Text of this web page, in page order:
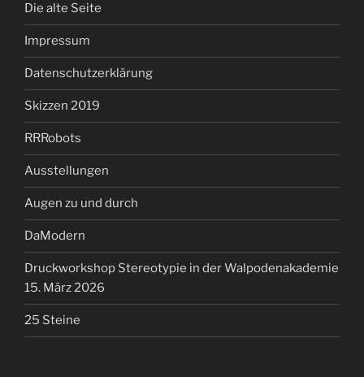
Die alte Seite
Impressum
Datenschutzerklärung
Skizzen 2019
RRRobots
Ausstellungen
Augen zu und durch
DaModern
Druckworkshop Stereotypie in der Walpodenakademie
15. März 2026
25 Steine